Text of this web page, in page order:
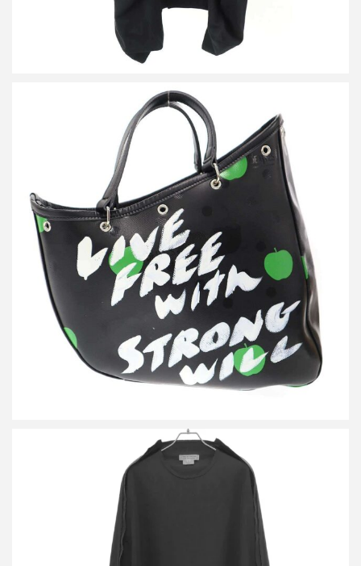
コムデギャルソン The Beatles LIVE FREE with STRONG WILL メ
ッセージ トートバッグ VZ-K250-051
買取金額36,000円
詳しく見る
コムデギャルソンコムデギャルソン 22AW フラット ドッキングシ